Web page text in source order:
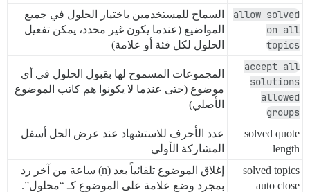
allow solved
on all
topics
السماح للمستخدمين باختيار الحلول في جميع
المواضيع (عندما يكون غير محدد، يمكن تفعيل
الحلول لكل فئة أو علامة)
accept all
solutions
allowed
groups
المجموعات المسموح لها بقبول الحلول في أي
موضوع (حتى عندما لا يكونوا هم كاتب الموضوع
الأصلي)
solved quote
length
عدد الأحرف للاستشهاد عند عرض الحل أسفل
المشاركة الأولى
solved topics
auto close
إغلاق الموضوع تلقائياً بعد (n) ساعة من آخر رد
بمجرد وضع علامة على الموضوع كـ “محلول”.